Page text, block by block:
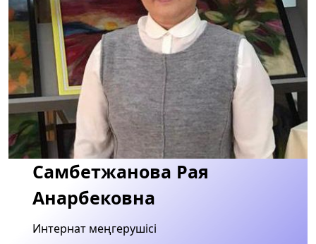
Самбетжанова Рая
Анарбековна
Интернат меңгерушісі